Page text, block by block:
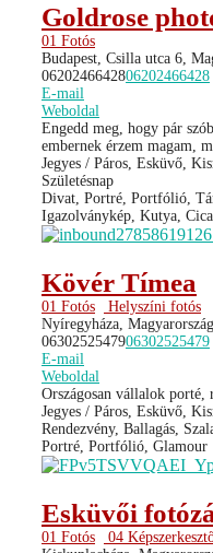
Goldrose
01 Fotós
Budapest, Csilla utca 6,
0620246642806202466428
E-mail
Weboldal
Engedd meg, hogy pár
embernek érzem magam,
Jegyes / Páros, Esküvő,
Születésnap
Divat, Portré, Portfólió,
Igazolványkép, Kutya, Cica
Kövér Tímea
01 Fotós
Helyszíni fotós
Nyíregyháza, Magyarország
0630252547906302525479
E-mail
Weboldal
Országosan vállalok porté,
Jegyes / Páros, Esküvő,
Rendezvény, Ballagás,
Portré, Portfólió, Glamour
Esküvői
01 Fotós
04